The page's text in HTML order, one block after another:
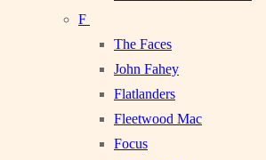
F
The Faces
John Fahey
Flatlanders
Fleetwood Mac
Focus